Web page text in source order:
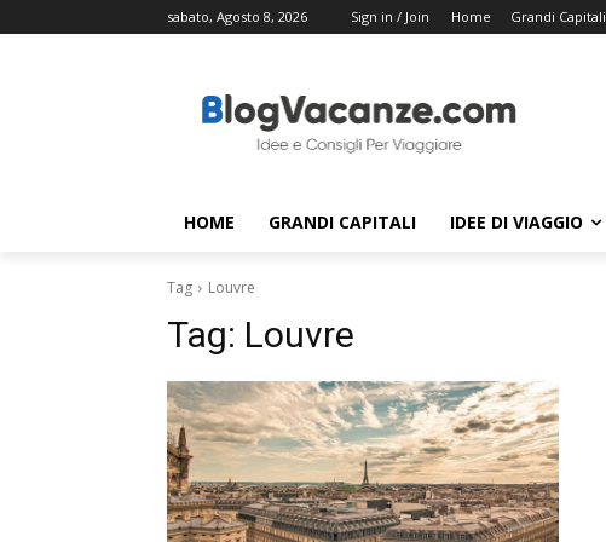
sabato, Agosto 8, 2026 Sign in / Join Home Grandi Capitali
HOME GRANDI CAPITALI IDEE DI VIAGGIO
Tag Louvre
Tag: Louvre